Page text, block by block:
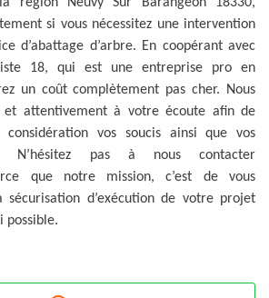
si vous nécessitez une intervention
d’abattage d’arbre. En coopérant avec
18, qui est une entreprise pro en
un coût complètement pas cher. Nous
et attentivement à votre écoute afin de
vos soucis ainsi que vos
N’hésitez pas à nous contacter
que notre mission, c’est de vous
d’exécution de votre projet
possible.